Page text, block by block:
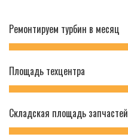
Ремонтируем турбин в месяц
Площадь техцентра
Складская площадь запчастей